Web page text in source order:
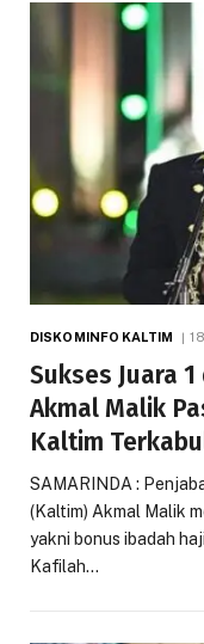
DISKOMINFO KALTIM
Sukses Juara
Akmal Malik
Kaltim
SAMARINDA :
(Kaltim) Akmal Malik
yakni bonus ibadah
Kafilah…